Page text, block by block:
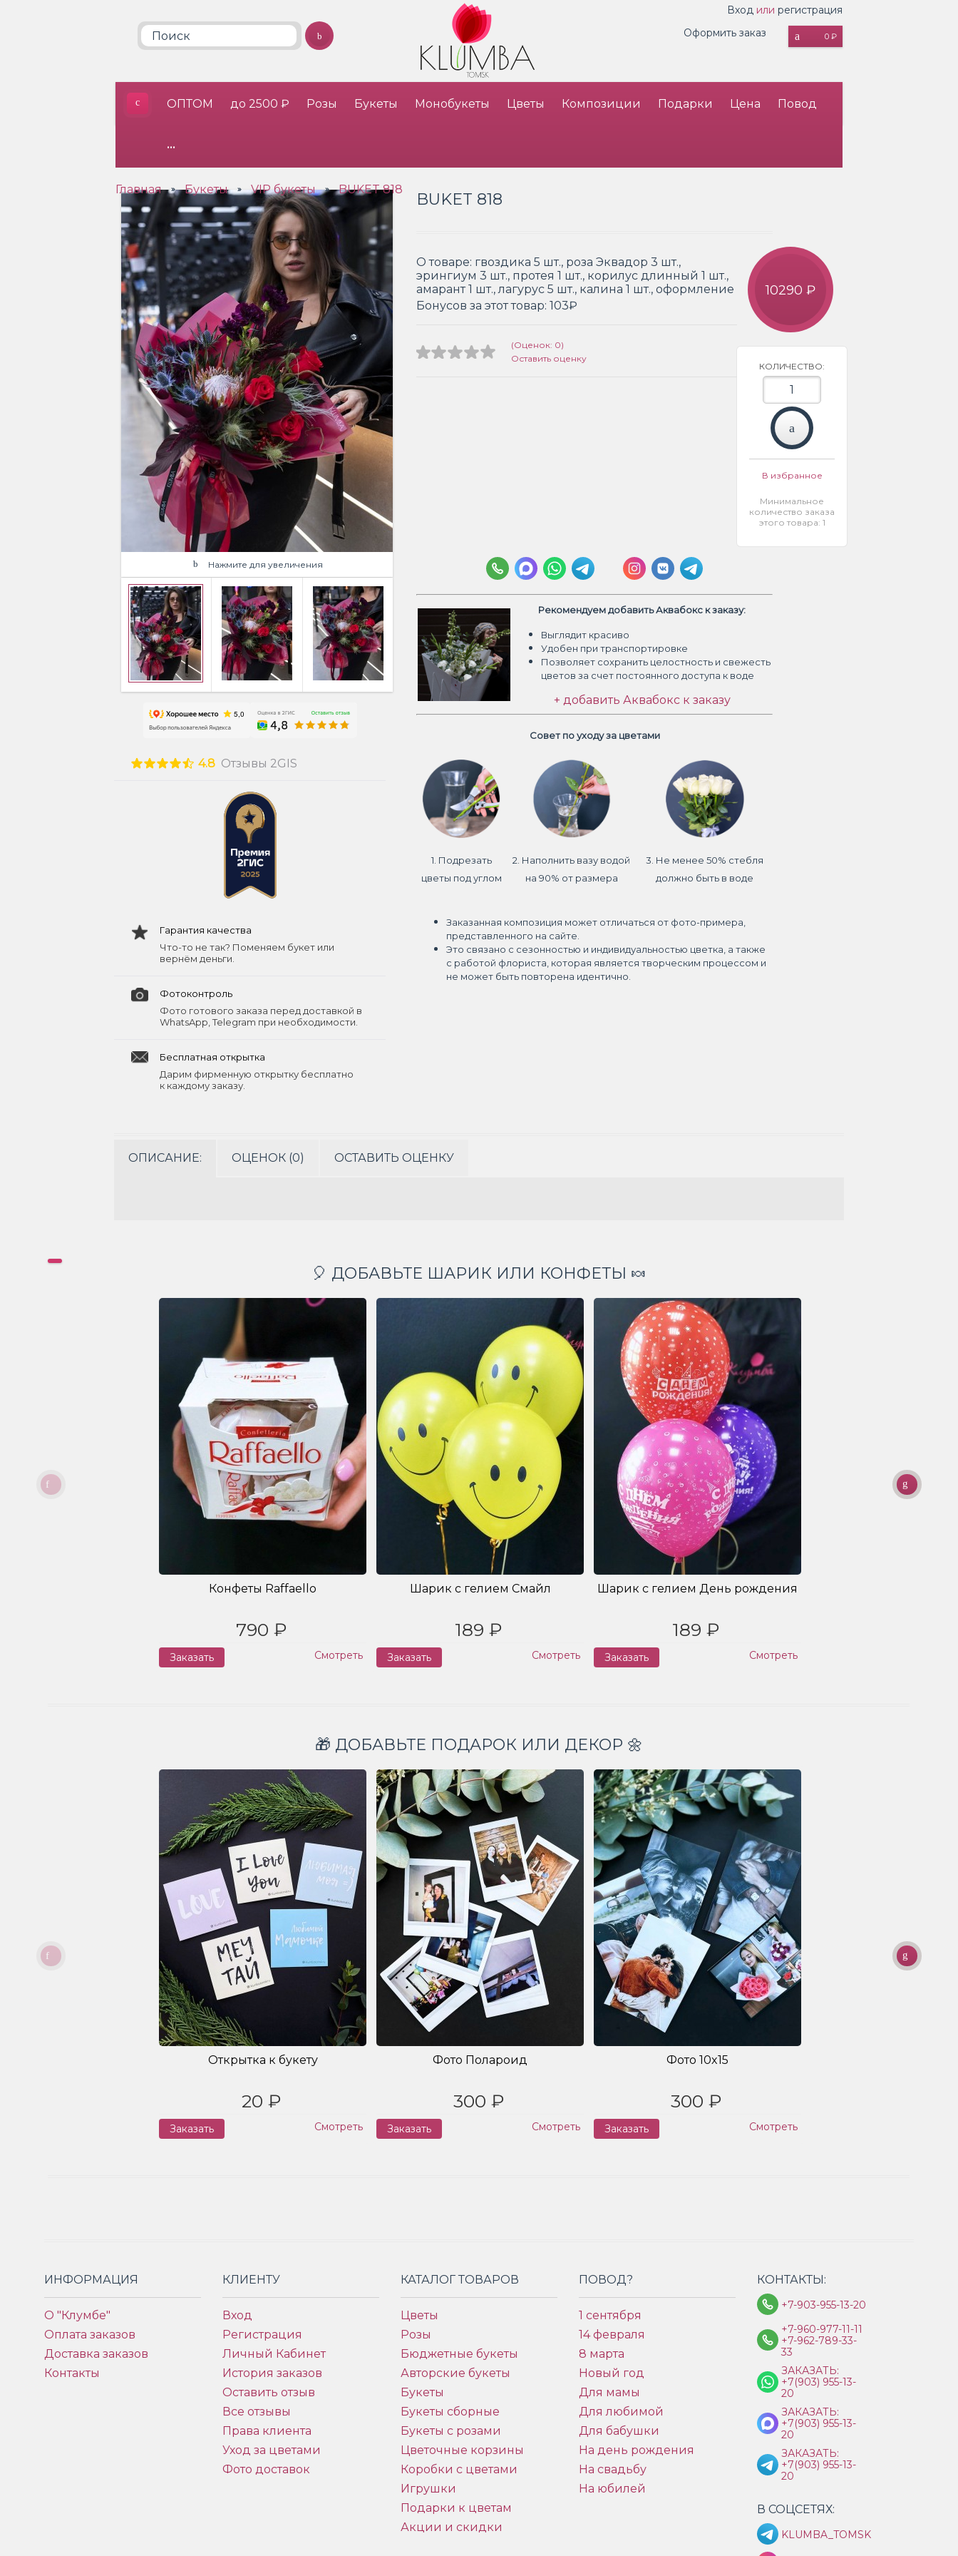
Вход или регистрация
0 ₽
Оформить заказ
ОПТОМ до 2500 ₽ Розы Букеты Монобукеты Цветы Композиции Подарки Цена Повод
•••
Главная » Букеты » VIP букеты » BUKET 818
Нажмите для увеличения
4.8 Отзывы 2GIS
Гарантия качества
Что-то не так? Поменяем букет или
вернём деньги.
Фотоконтроль
Фото готового заказа перед доставкой в
WhatsApp, Telegram при необходимости.
Бесплатная открытка
Дарим фирменную открытку бесплатно
к каждому заказу.
BUKET 818
О товаре: гвоздика 5 шт., роза Эквадор 3 шт.,
эрингиум 3 шт., протея 1 шт., корилус длинный 1 шт.,
амарант 1 шт., лагурус 5 шт., калина 1 шт., оформление
Бонусов за этот товар: 103₽
(Оценок: 0)
Оставить оценку
10290 ₽
КОЛИЧЕСТВО:
В избранное
Минимальное
количество заказа
этого товара: 1
Рекомендуем добавить Аквабокс к заказу:
Выглядит красиво
Удобен при транспортировке
Позволяет сохранить целостность и свежесть
цветов за счет постоянного доступа к воде
+ добавить Аквабокс к заказу
Совет по уходу за цветами
1. Подрезать
цветы под углом
2. Наполнить вазу водой
на 90% от размера
3. Не менее 50% стебля
должно быть в воде
Заказанная композиция может отличаться от фото-примера,
представленного на сайте.
Это связано с сезонностью и индивидуальностью цветка, а также
с работой флориста, которая является творческим процессом и
не может быть повторена идентично.
ОПИСАНИЕ: ОЦЕНОК (0) ОСТАВИТЬ ОЦЕНКУ
🎈 ДОБАВЬТЕ ШАРИК ИЛИ КОНФЕТЫ 🍬
Конфеты Raffaello
790 ₽
Заказать Смотреть
Шарик с гелием Смайл
189 ₽
Заказать Смотреть
Шарик с гелием День рождения
189 ₽
Заказать Смотреть
🎁 ДОБАВЬТЕ ПОДАРОК ИЛИ ДЕКОР 🌼
Открытка к букету
20 ₽
Заказать Смотреть
Фото Полароид
300 ₽
Заказать Смотреть
Фото 10x15
300 ₽
Заказать Смотреть
ИНФОРМАЦИЯ
О "Клумбе"
Оплата заказов
Доставка заказов
Контакты
КЛИЕНТУ
Вход
Регистрация
Личный Кабинет
История заказов
Оставить отзыв
Все отзывы
Права клиента
Уход за цветами
Фото доставок
КАТАЛОГ ТОВАРОВ
Цветы
Розы
Бюджетные букеты
Авторские букеты
Букеты
Букеты сборные
Букеты с розами
Цветочные корзины
Коробки с цветами
Игрушки
Подарки к цветам
Акции и скидки
ПОВОД?
1 сентября
14 февраля
8 марта
Новый год
Для мамы
Для любимой
Для бабушки
На день рождения
На свадьбу
На юбилей
КОНТАКТЫ:
+7-903-955-13-20
+7-960-977-11-11
+7-962-789-33-
33
ЗАКАЗАТЬ:
+7(903) 955-13-
20
ЗАКАЗАТЬ:
+7(903) 955-13-
20
ЗАКАЗАТЬ:
+7(903) 955-13-
20
В СОЦСЕТЯХ:
KLUMBA_TOMSK